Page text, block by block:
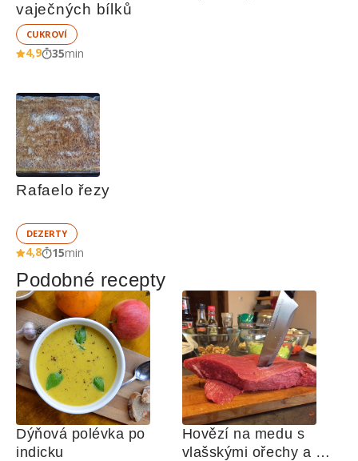
vaječných bílků
CUKROVÍ
4,9 35min
Rafaelo řezy
DEZERTY
4,8 15min
Podobné recepty
Dýňová polévka po
indicku
Hovězí na medu s
vlašskými ořechy a